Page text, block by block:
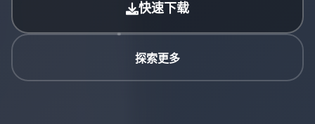
快速下载
探索更多